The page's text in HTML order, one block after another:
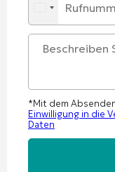
*Mit dem
Einwilligung in die
Daten